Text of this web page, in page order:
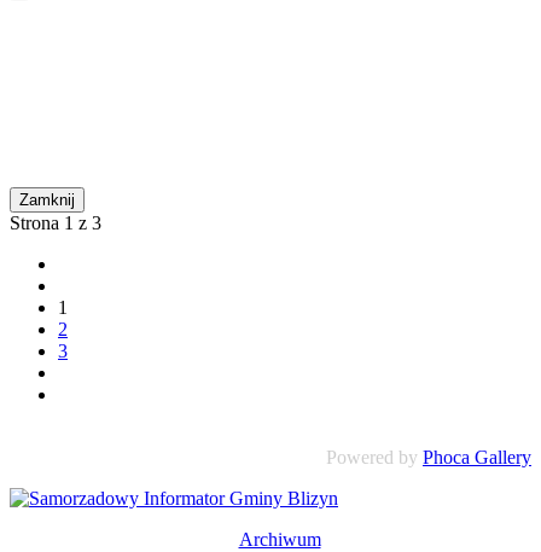
Zamknij
Strona 1 z 3
1
2
3
Powered by Phoca Gallery
Archiwum